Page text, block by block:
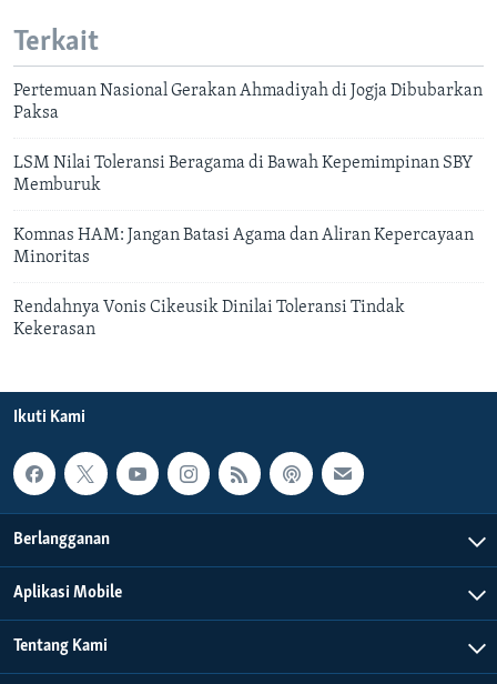
Terkait
Pertemuan Nasional Gerakan Ahmadiyah di Jogja Dibubarkan
Paksa
LSM Nilai Toleransi Beragama di Bawah Kepemimpinan SBY
Memburuk
Komnas HAM: Jangan Batasi Agama dan Aliran Kepercayaan
Minoritas
Rendahnya Vonis Cikeusik Dinilai Toleransi Tindak
Kekerasan
Ikuti Kami
Berlangganan
Aplikasi Mobile
Tentang Kami